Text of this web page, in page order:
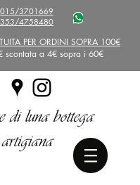
015/3701669
353/4758480
PER ORDINI SOPRA 100€
scontata a 4€ sopra i 60€
di luna bottega
artigiana